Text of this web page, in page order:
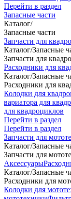
Перейти в раздел
Запасные части
Каталог/
Запасные части
Запчасти для
Каталог/Запасные
Запчасти для
Расходники для
Каталог/Запасные
Расходники для
Колодки для
вариатора для
для квадроциклов
Перейти в раздел
Перейти в раздел
Запчасти для
Каталог/Запасные
Запчасти для
Аксессуары
Каталог/Запасные
Расходники для
Колодки для